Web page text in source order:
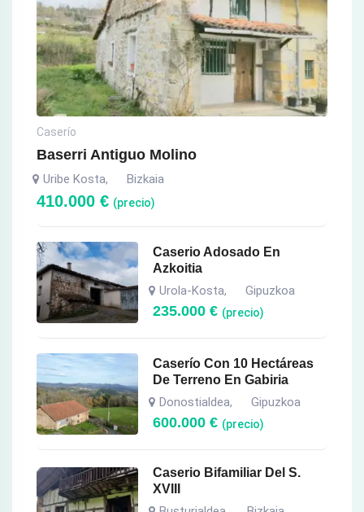
Caserío
Baserri Antiguo Molino
Uribe Kosta, Bizkaia
410.000 € (precio)
Caserio Adosado En
Azkoitia
Urola-Kosta, Gipuzkoa
235.000€ (precio)
Caserío Con 10 Hectáreas
De Terreno En Gabiria
Donostialdea, Gipuzkoa
600.000€ (precio)
Caserio Bifamiliar Del S.
XVIII